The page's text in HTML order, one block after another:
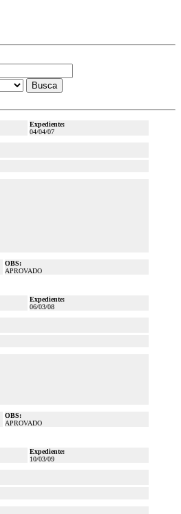
Expediente:
04/04/07
OBS:
APROVADO
Expediente:
06/03/08
OBS:
APROVADO
Expediente:
10/03/09